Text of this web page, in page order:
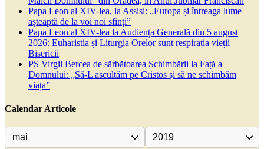
Papa Leon al XIV-lea, la Assisi: „Europa și întreaga lume
așteaptă de la voi noi sfinți”
Papa Leon al XIV-lea la Audiența Generală din 5 august
2026: Euharistia și Liturgia Orelor sunt respirația vieții
Bisericii
PS Virgil Bercea de sărbătoarea Schimbării la Față a
Domnului: „Să-L ascultăm pe Cristos și să ne schimbăm
viața”
Calendar Articole